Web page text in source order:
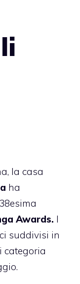
la casa
ha
Awards. I
suddivisi in
categoria